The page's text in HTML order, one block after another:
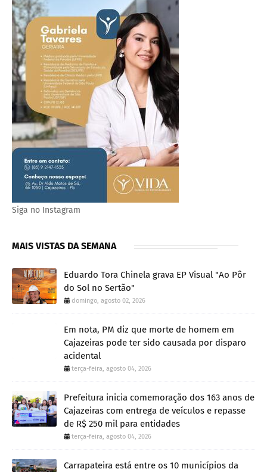
Siga no Instagram
MAIS VISTAS DA SEMANA
Eduardo Tora Chinela grava EP Visual "Ao Pôr
do Sol no Sertão"
domingo, agosto 02, 2026
Em nota, PM diz que morte de homem em
Cajazeiras pode ter sido causada por disparo
acidental
terça-feira, agosto 04, 2026
Prefeitura inicia comemoração dos 163 anos de
Cajazeiras com entrega de veículos e repasse
de R$ 250 mil para entidades
terça-feira, agosto 04, 2026
Carrapateira está entre os 10 municípios da